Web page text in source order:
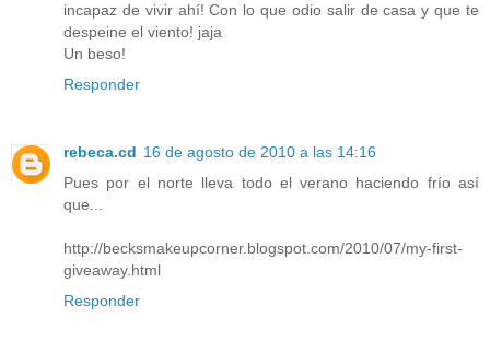
incapaz de vivir ahí! Con lo que odio salir de casa y que te
despeine el viento! jaja
Un beso!
Responder
rebeca.cd 16 de agosto de 2010 a las 14:16
Pues por el norte lleva todo el verano haciendo frío así
que...
http://becksmakeupcorner.blogspot.com/2010/07/my-first-
giveaway.html
Responder